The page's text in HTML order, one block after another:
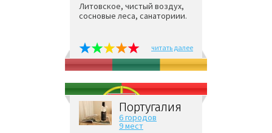
Литовское, чистый воздух,
сосновые леса, санаториии.
читать далее
Португалия
6 городов
9 мест